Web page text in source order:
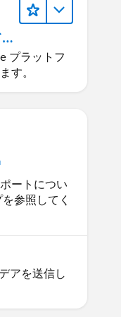
プラットフ
す。
ートについ
参照してく
アを送信し